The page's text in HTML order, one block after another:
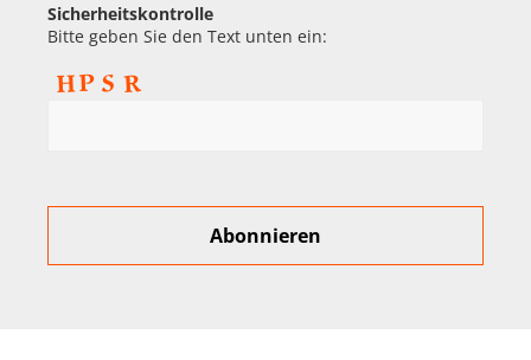
Sicherheitskontrolle
Bitte geben Sie den Text unten ein: